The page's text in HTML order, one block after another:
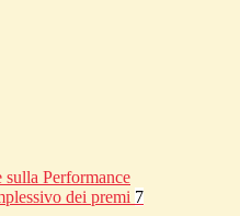
sulla Performance
dei premi 7